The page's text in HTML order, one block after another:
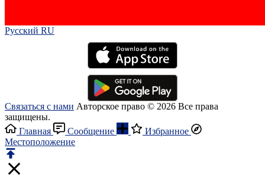
Русский RU‎
Связаться с нами Авторское право © 2026 Все права
защищены.
Главная
Сообщение
Избранное
Местоположение